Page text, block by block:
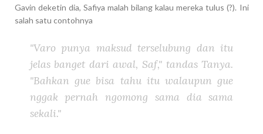
Gavin deketin dia, Safiya malah bilang kalau mereka tulus (?). Ini
salah satu contohnya
"Varo punya maksud terselubung dan itu
jelas banget dari awal, Saf," tandas Tanya.
"Bahkan gue bisa tahu itu walaupun gue
nggak pernah ngomong sama dia sama
sekali."